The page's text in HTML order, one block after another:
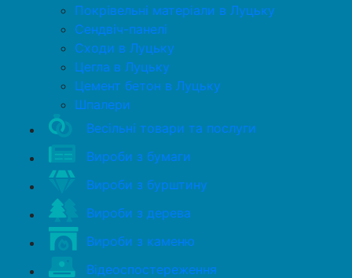
Покрівельні матеріали в Луцьку
Сендвіч-панелі
Сходи в Луцьку
Цегла в Луцьку
Цемент бетон в Луцьку
Шпалери
Весільні товари та послуги
Вироби з бумаги
Вироби з бурштину
Вироби з дерева
Вироби з каменю
Відеоспостереження